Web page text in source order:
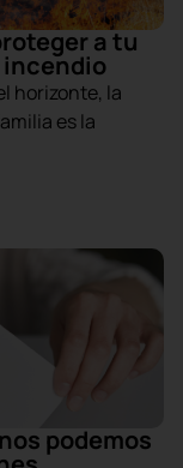
a tu
incendio
horizonte, la
es la
podemos